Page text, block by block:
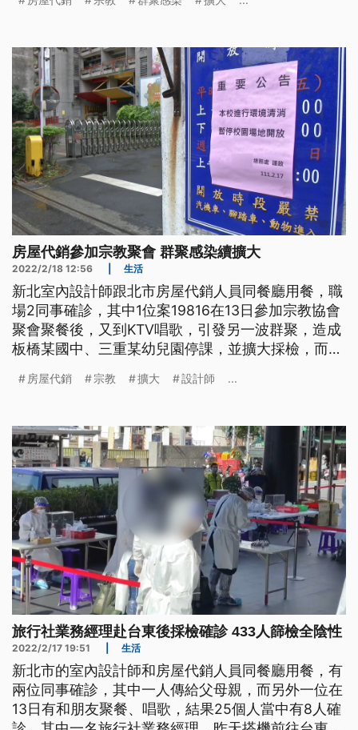
房屋代銷參加宗教聚會 群聚感染續擴大
2022/2/18 12:56 生活
新北室內設計師跟北市房屋代銷人員同餐廳用餐，職
場2同事確診，其中1位案19816在13日參加宗教協會
聚會聚餐後，又到KTV唱歌，引發另一波群聚，造成
板橋某國中、三重某幼兒園停課，並擴大採檢，而參
採檢，目前都是陰性。
房屋代銷 宗教 擴大 設計師 ...
旅行社業務經理赴台東後採檢確診 433人篩檢全陰性
2022/2/17 19:51 生活
新北市的室內設計師和房屋代銷人員同餐廳用餐，有
兩位同事確診，其中一人傳給父母親，而另外一位在
13日有和朋友聚餐、唱歌，結果25個人當中有8人確